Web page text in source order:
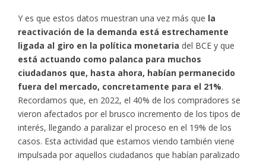
Y es que estos datos muestran una vez más que la
reactivación de la demanda está estrechamente
ligada al giro en la política monetaria del BCE y que
está actuando como palanca para muchos
ciudadanos que, hasta ahora, habían permanecido
fuera del mercado, concretamente para el 21%.
Recordamos que, en 2022, el 40% de los compradores se
vieron afectados por el brusco incremento de los tipos de
interés, llegando a paralizar el proceso en el 19% de los
casos. Esta actividad que estamos viendo también viene
impulsada por aquellos ciudadanos que habían paralizado